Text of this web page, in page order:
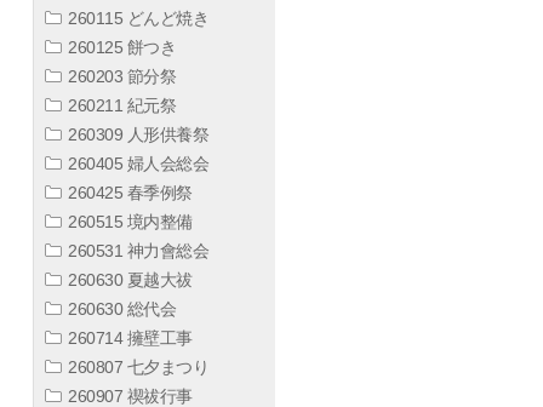
260115 どんど焼き
260125 餅つき
260203 節分祭
260211 紀元祭
260309 人形供養祭
260405 婦人会総会
260425 春季例祭
260515 境内整備
260531 神力會総会
260630 夏越大祓
260630 総代会
260714 擁壁工事
260807 七夕まつり
260907 禊祓行事